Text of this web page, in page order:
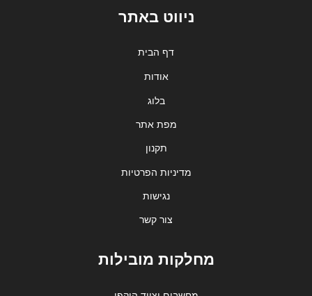
ניווט באתר
דף הבית
אודות
בלוג
מפת אתר
תקנון
מדיניות הפרטיות
נגישות
צור קשר
מחלקות מובילות